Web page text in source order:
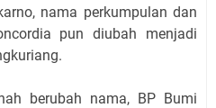
nama perkumpulan dan
pun diubah menjadi
berubah nama, BP Bumi